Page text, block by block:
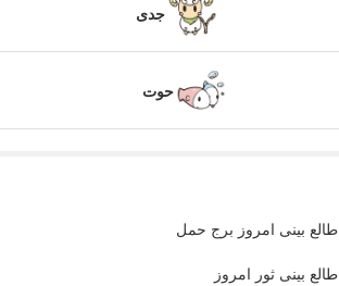
جدی
حوت
طالع بینی امروز برج حمل
طالع بینی ثور امروز